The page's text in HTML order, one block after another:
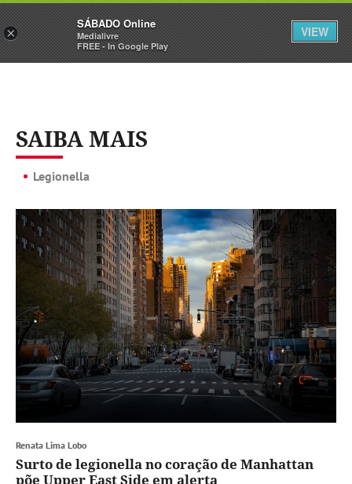
Sábado Assine Iniciar Sessão
SAIBA MAIS
Legionella
Renata Lima Lobo
Surto de legionella no coração de Manhattan
põe Upper East Side em alerta
×
SÁBADO Online
Medialivre
FREE - In Google Play
VIEW